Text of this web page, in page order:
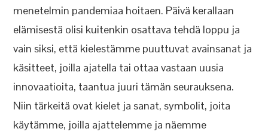
menetelmin pandemiaa hoitaen. Päivä kerallaan
elämisestä olisi kuitenkin osattava tehdä loppu ja
vain siksi, että kielestämme puuttuvat avainsanat ja
käsitteet, joilla ajatella tai ottaa vastaan uusia
innovaatioita, taantua juuri tämän seurauksena.
Niin tärkeitä ovat kielet ja sanat, symbolit, joita
käytämme, joilla ajattelemme ja näemme